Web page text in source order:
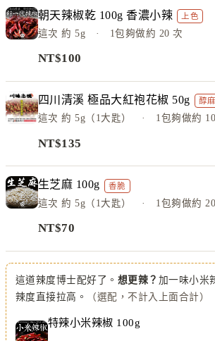
朝天辣椒乾 100g 香濃小辣 上色
這次約 5g · 1包夠做約 20 次
NT$100
四川清溪 極品大紅袍花椒 50g 醇麻
這次約 5g（1大匙） · 1包夠做約 10
NT$135
生芝麻 100g 香脆
這次約 5g（1大匙） · 1包夠做約 20
NT$70
這道辣度博士配好了。 想更辣？ 加一味小米
辣度直接拉高。
（選配，不計入上面合計）
特辣小米辣椒 100g